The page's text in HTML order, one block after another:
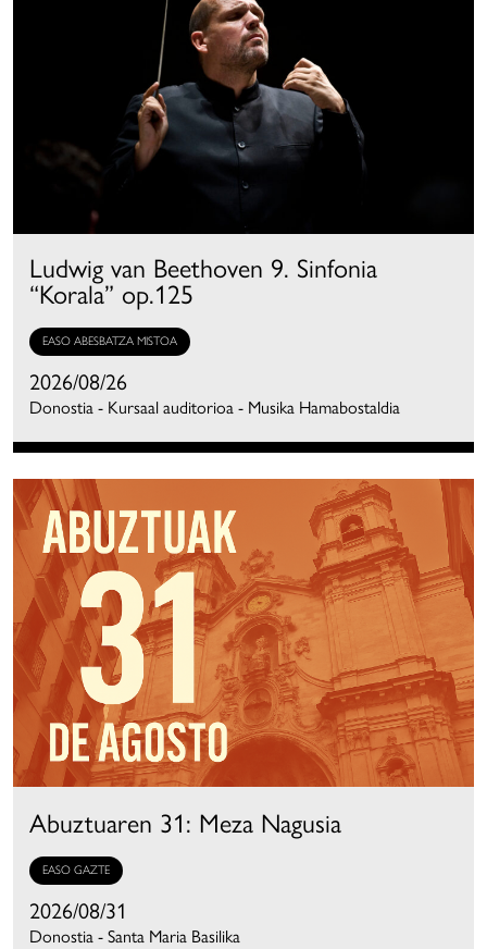
Ludwig van Beethoven 9. Sinfonia
“Korala” op.125
EASO ABESBATZA MISTOA
2026/08/26
Donostia - Kursaal auditorioa - Musika Hamabostaldia
Abuztuaren 31: Meza Nagusia
EASO GAZTE
2026/08/31
Donostia - Santa Maria Basilika